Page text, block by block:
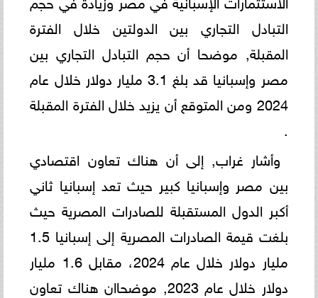
التبادل التجاري بين الدولتين خلال الفترة
المقبلة, موضحا أن حجم التبادل التجاري بين
مصر وإسبانيا قد بلغ 3.1 مليار دولار خلال عام
2024 ومن المتوقع أن يزيد خلال الفترة المقبلة
.
وأشار غراب, إلى أن هناك تعاون اقتصادي
بين مصر وإسبانيا كبير حيث تعد إسبانيا ثاني
أكبر الدول المستقبلة للصادرات المصرية حيث
بلغت قيمة الصادرات المصرية إلى إسبانيا 1.5
مليار دولار خلال عام 2024، مقابل 1.6 مليار
دولار خلال عام 2023, موضحاان هناك تعاون